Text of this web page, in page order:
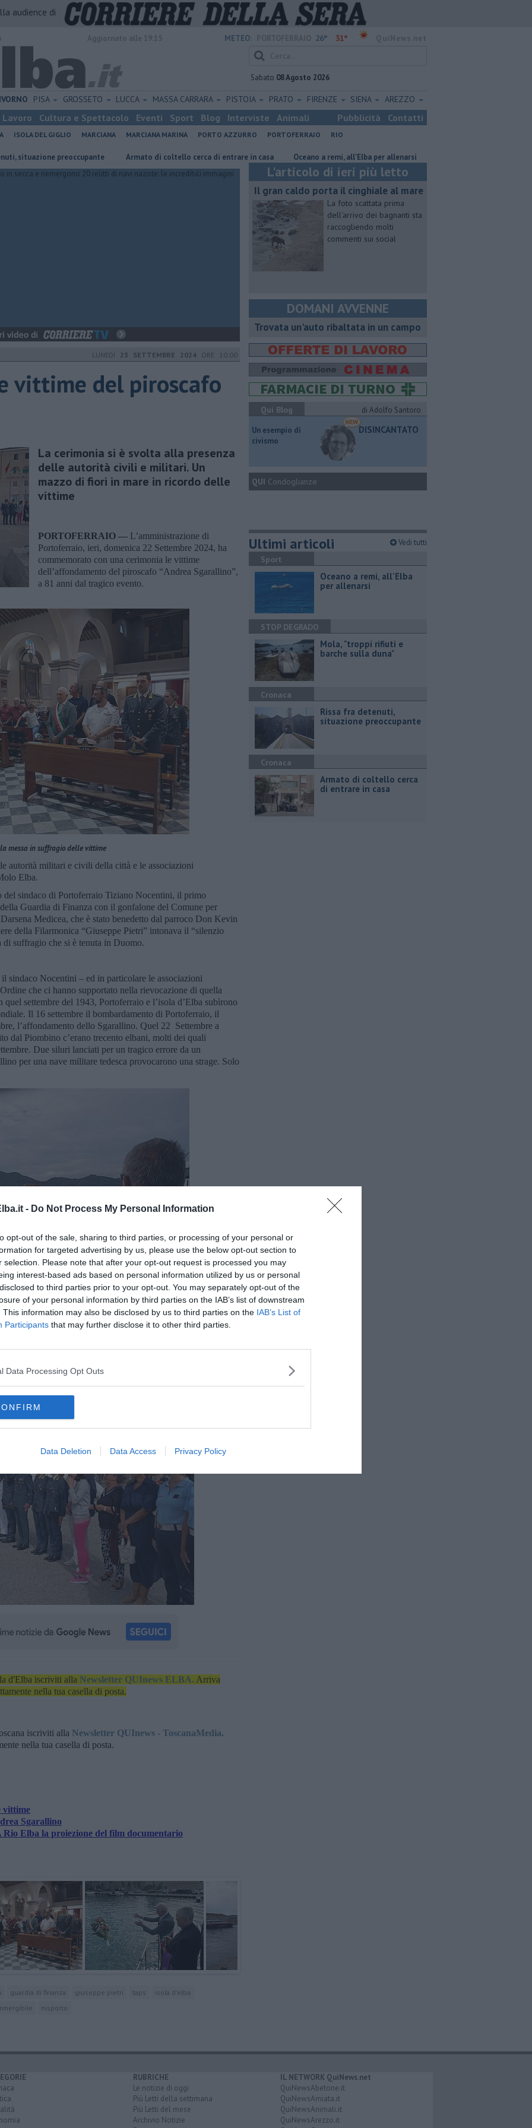
- Do Not Process My Personal Information
opt-out of the sale, sharing to third parties, or processing of your personal or
for targeted advertising by us, please use the below opt-out section to
selection. Please note that after your opt-out request is processed you may
interest-based ads based on personal information utilized by us or personal
to third parties prior to your opt-out. You may separately opt-out of the
of your personal information by third parties on the IAB’s list of downstream
This information may also be disclosed by us to third parties on the IAB’s List of
Participants that may further disclose it to other third parties.
Data Processing Opt Outs
Data Deletion Data Access Privacy Policy
audience di
METEO: 26° 31°
Sabato 08 Agosto 2026
PISA GROSSETO LUCCA MASSA CARRARA PISTOIA PRATO FIRENZE SIENA AREZZO
Lavoro Cultura e Spettacolo Eventi Sport Blog Interviste Animali Pubblicità Contatti
ISOLA DEL GIGLIO MARCIANA MARCIANA MARINA PORTO AZZURRO PORTOFERRAIO RIO
preoccupante Armato di coltello cerca di entrare in casa Oceano a remi, all'Elba per allenarsi Mola, "troppi rifiuti e barche sulla duna"
LUNEDÌ 23 SETTEMBRE 2024 ORE 10:00
vittime del piroscafo
La cerimonia si è svolta alla presenza
delle autorità civili e militari. Un
mazzo di fiori in mare in ricordo delle
vittime
PORTOFERRAIO — L’amministrazione di
Portoferraio, ieri, domenica 22 Settembre 2024, ha
commemorato con una cerimonia le vittime
dell’affondamento del piroscafo “Andrea Sgarallino”,
a 81 anni dal tragico evento.
messa in suffragio delle vittime
autorità militari e civili della città e le associazioni
Elba.
sindaco di Portoferraio Tiziano Nocentini, il primo
Guardia di Finanza con il gonfalone del Comune per
Medicea, che è stato benedetto dal parroco Don Kevin
della Filarmonica “Giuseppe Pietri” intonava il “silenzio
di suffragio che si è tenuta in Duomo.
sindaco Nocentini – ed in particolare le associazioni
che ci hanno supportato nella rievocazione di quella
settembre del 1943, Portoferraio e l’isola d’Elba subìrono
Il 16 settembre il bombardamento di Portoferraio, il
l’affondamento dello Sgarallino. Quel 22 Settembre a
dal Piombino c’erano trecento elbani, molti dei quali
Due siluri lanciati per un tragico errore da un
per una nave militare tedesca provocarono una strage. Solo
da Nisporto, da Bagnaia, da Schiopparello, dalla stessa
al recupero delle vittime e dei quattro superstiti. Oggi il
e per lasciare sempre accesa la fiamma della speranza
combattere fra di loro”, ha concluso il sindaco.
d'Elba iscriviti alla Newsletter QUInews ELBA. Arriva
nella tua casella di posta.
iscriviti alla Newsletter QUInews - ToscanaMedia.
nella tua casella di posta.
vittime
Sgarallino
Elba la proiezione del film documentario
guardia di finanza giuseppe pietri taps
isola d'elba
nisporto
L'articolo di ieri più letto
Il gran caldo porta il cinghiale al mare
La foto scattata prima
dell'arrivo dei bagnanti sta
raccogliendo molti
commenti sui social
DOMANI AVVENNE
Trovata un'auto ribaltata in un campo
Qui Blog
di Adolfo Santoro
​Un esempio di
civismo
DISINCANTATO
QUI Condoglianze
Ultimi articoli Vedi tutti
Sport
Oceano a remi, all'Elba
per allenarsi
STOP DEGRADO
Mola, "troppi rifiuti e
barche sulla duna"
Cronaca
Rissa fra detenuti,
situazione preoccupante
Cronaca
Armato di coltello cerca
di entrare in casa
RUBRICHE
Le notizie di oggi
Più Letti della settimana
Più Letti del mese
Archivio Notizie
IL NETWORK QuiNews.net
QuiNewsAbetone.it
QuiNewsAmiata.it
QuiNewsAnimali.it
QuiNewsArezzo.it